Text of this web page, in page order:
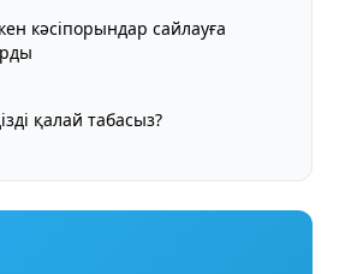
кәсіпорындар сайлауға
қалай табасыз?